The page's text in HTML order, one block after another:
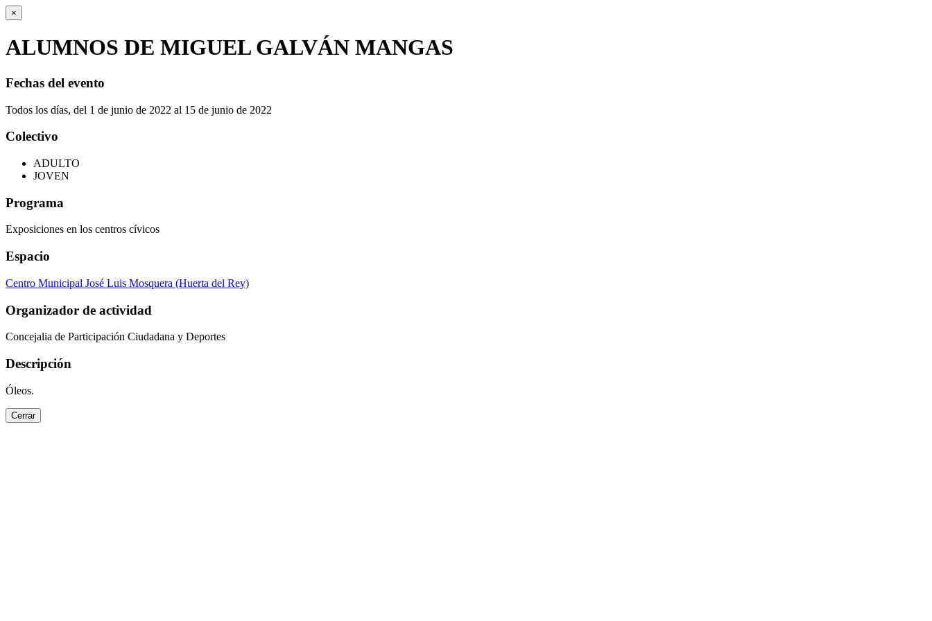
×
ALUMNOS DE MIGUEL GALVÁN MANGAS
Fechas del evento
Todos los días, del 1 de junio de 2022 al 15 de junio de 2022
Colectivo
ADULTO
JOVEN
Programa
Exposiciones en los centros cívicos
Espacio
Centro Municipal José Luis Mosquera (Huerta del Rey)
Organizador de actividad
Concejalia de Participación Ciudadana y Deportes
Descripción
Óleos.
Cerrar